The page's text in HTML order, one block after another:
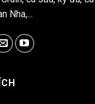
Nha,...